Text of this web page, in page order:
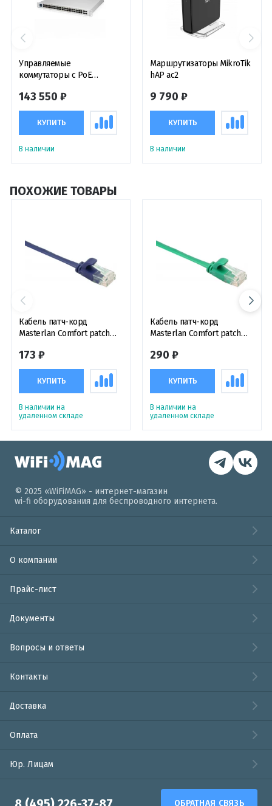
Управляемые
коммутаторы с PoE
USW-Pro-48-POE Gen2
143 550 ₽
КУПИТЬ
В наличии
Маршрутизаторы MikroTik
hAP ac2
9 790 ₽
КУПИТЬ
В наличии
ПОХОЖИЕ ТОВАРЫ
Кабель патч-корд
Masterlan Comfort patch
неэкранированный, синий
173 ₽
КУПИТЬ
В наличии на
удаленном складе
Кабель патч-корд
Masterlan Comfort patch
неэкранированный,
зеленый
290 ₽
КУПИТЬ
В наличии на
удаленном складе
© 2025 «WiFiMAG» - интернет-магазин
wi-fi оборудования для беспроводного интернета.
Каталог
О компании
Прайс-лист
Документы
Вопросы и ответы
Контакты
Доставка
Оплата
Юр. Лицам
ОБРАТНАЯ СВЯЗЬ